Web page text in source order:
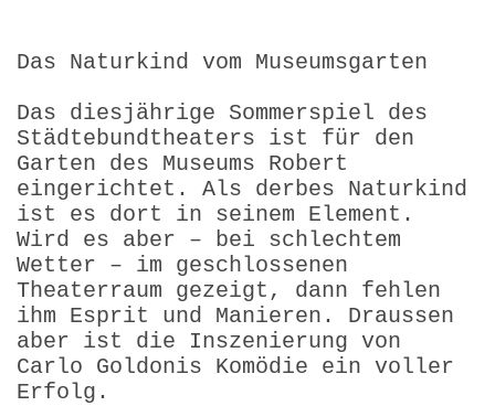
Das Naturkind vom Museumsgarten
Das diesjährige Sommerspiel des
Städtebundtheaters ist für den
Garten des Museums Robert
eingerichtet. Als derbes Naturkind
ist es dort in seinem Element.
Wird es aber – bei schlechtem
Wetter – im geschlossenen
Theaterraum gezeigt, dann fehlen
ihm Esprit und Manieren. Draussen
aber ist die Inszenierung von
Carlo Goldonis Komödie ein voller
Erfolg.